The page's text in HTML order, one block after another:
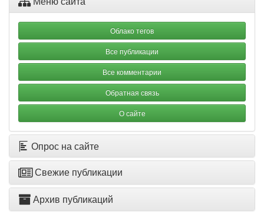
Облако тегов
Все публикации
Все комментарии
Обратная связь
О сайте
Опрос на сайте
Свежие публикации
Архив публикаций